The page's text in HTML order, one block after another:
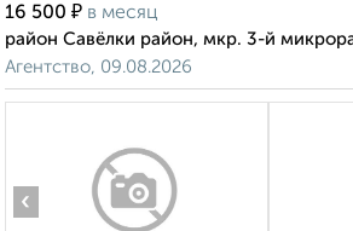
16 500 ₽ в месяц
район Савёлки район, мкр. 3-й
Агентство, 09.08.2026
‹